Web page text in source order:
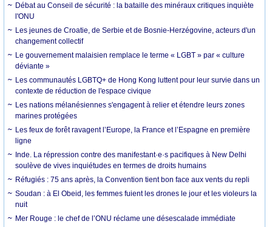
Débat au Conseil de sécurité : la bataille des minéraux critiques inquiète
l'ONU
Les jeunes de Croatie, de Serbie et de Bosnie-Herzégovine, acteurs d'un
changement collectif
Le gouvernement malaisien remplace le terme « LGBT » par « culture
déviante »
Les communautés LGBTQ+ de Hong Kong luttent pour leur survie dans un
contexte de réduction de l'espace civique
Les nations mélanésiennes s'engagent à relier et étendre leurs zones
marines protégées
Les feux de forêt ravagent l’Europe, la France et l’Espagne en première
ligne
Inde. La répression contre des manifestant·e·s pacifiques à New Delhi
soulève de vives inquiétudes en termes de droits humains
Réfugiés : 75 ans après, la Convention tient bon face aux vents du repli
Soudan : à El Obeid, les femmes fuient les drones le jour et les violeurs la
nuit
Mer Rouge : le chef de l’ONU réclame une désescalade immédiate